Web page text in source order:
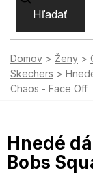
Hľadať
Domov Ženy
Skechers
Chaos - Face Off
Hnedé
Bobs